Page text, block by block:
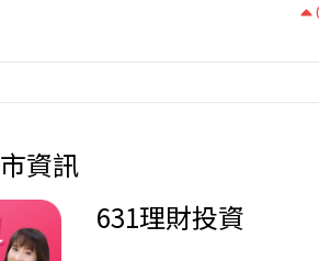
資訊
631理財投資